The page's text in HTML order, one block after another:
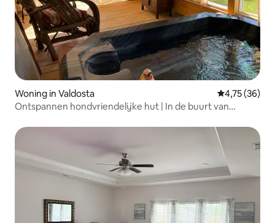
Woning in Valdosta Gemiddelde
4,75 (36)
Ontspannen hondvriendelijke hut | In de buurt van